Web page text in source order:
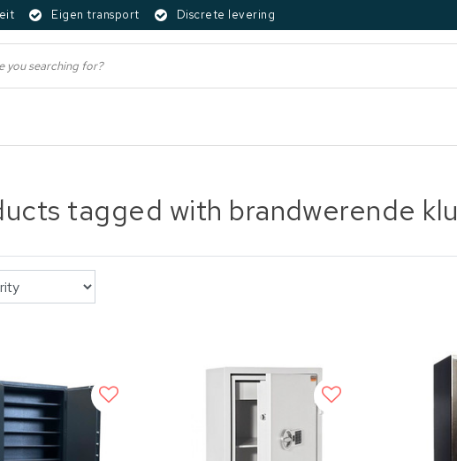
Eigen transport Discrete levering
tagged with brandwerende